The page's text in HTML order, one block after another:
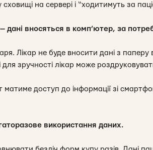
на сервері і “ходитимуть за
дані вносяться в комп’ютер, за
Лікар не буде вносити дані з
для зручності лікар може
доступ до інформації зі
використання даних.